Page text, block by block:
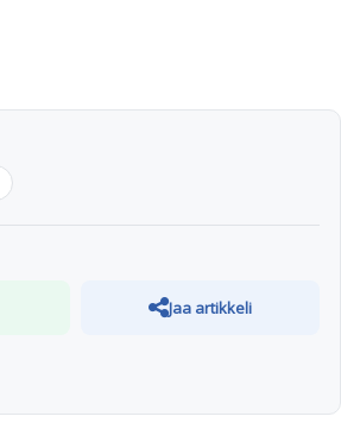
Jaa artikkeli